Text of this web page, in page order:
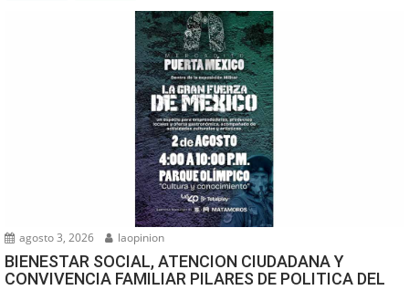
agosto 3, 2026 laopinion
BIENESTAR SOCIAL, ATENCION CIUDADANA Y
CONVIVENCIA FAMILIAR PILARES DE POLITICA DEL